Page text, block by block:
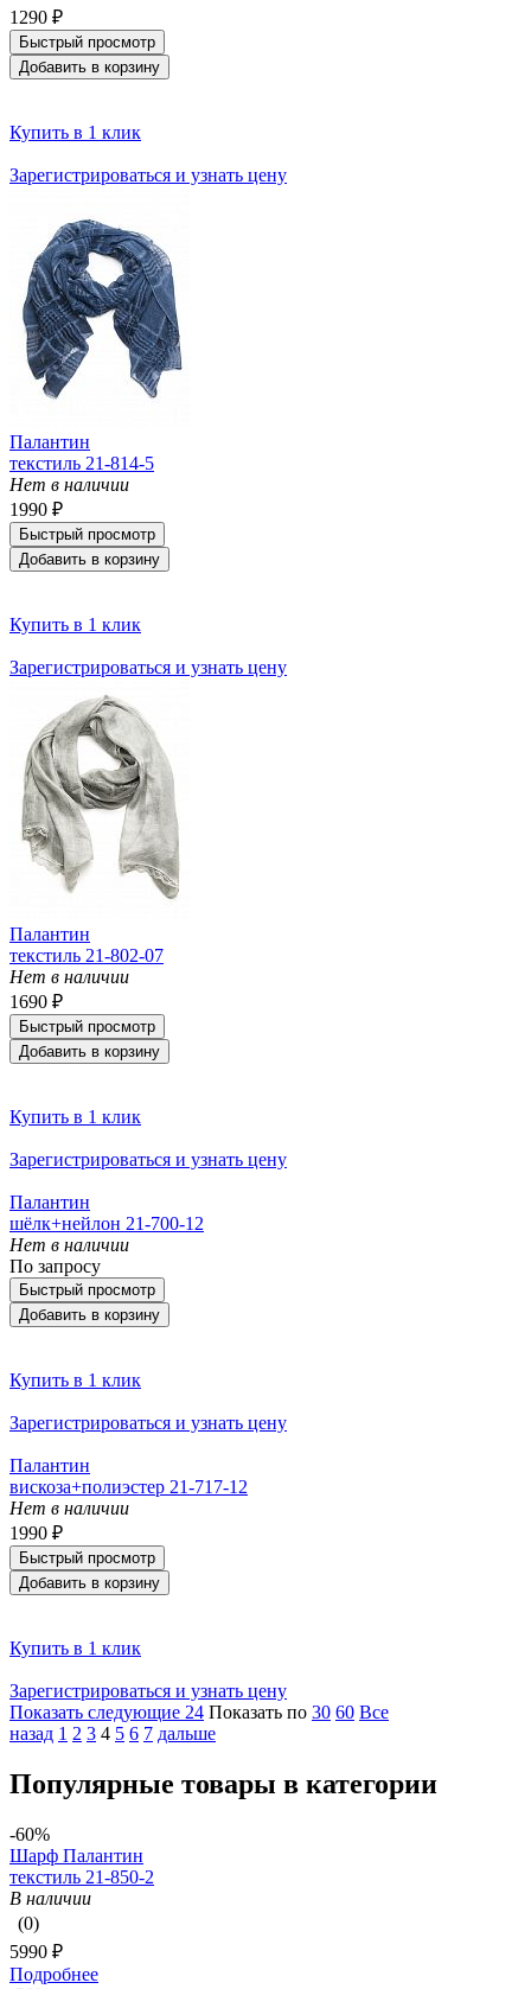
1290 ₽
Быстрый просмотр
Добавить в корзину
Купить в 1 клик
Зарегистрироваться и узнать цену
Палантин
текстиль 21-814-5
Нет в наличии
1990 ₽
Быстрый просмотр
Добавить в корзину
Купить в 1 клик
Зарегистрироваться и узнать цену
Палантин
текстиль 21-802-07
Нет в наличии
1690 ₽
Быстрый просмотр
Добавить в корзину
Купить в 1 клик
Зарегистрироваться и узнать цену
Палантин
шёлк+нейлон 21-700-12
Нет в наличии
По запросу
Быстрый просмотр
Добавить в корзину
Купить в 1 клик
Зарегистрироваться и узнать цену
Палантин
вискоза+полиэстер 21-717-12
Нет в наличии
1990 ₽
Быстрый просмотр
Добавить в корзину
Купить в 1 клик
Зарегистрироваться и узнать цену
Показать следующие 24 Показать по 30 60 Все
назад 1 2 3 4 5 6 7 дальше
Популярные товары в категории
-60%
Шарф Палантин
текстиль 21-850-2
В наличии
(0)
5990 ₽
Подробнее